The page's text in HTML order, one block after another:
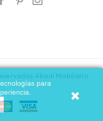
para
Abisal Mobiliario